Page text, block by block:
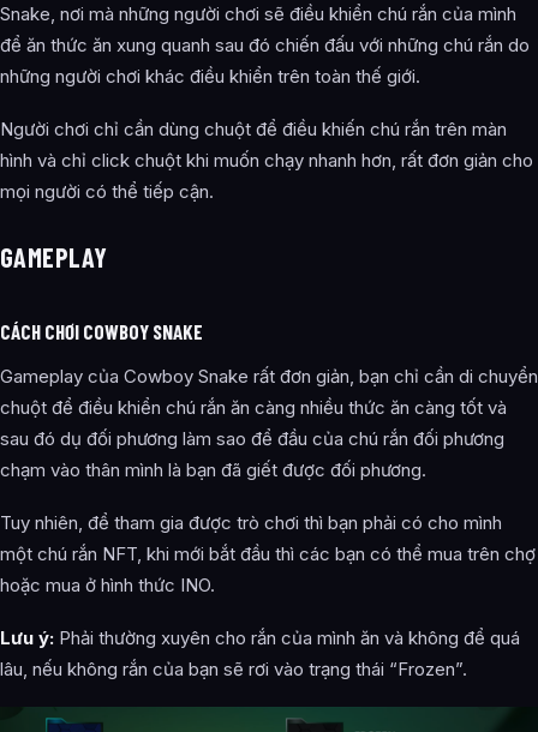
Snake, nơi mà những người chơi sẽ điều khiển chú rắn của mình
để ăn thức ăn xung quanh sau đó chiến đấu với những chú rắn do
những người chơi khác điều khiển trên toàn thế giới.
Người chơi chỉ cần dùng chuột để điều khiến chú rắn trên màn
hình và chỉ click chuột khi muốn chạy nhanh hơn, rất đơn giản cho
mọi người có thể tiếp cận.
GAMEPLAY
CÁCH CHƠI COWBOY SNAKE
Gameplay của Cowboy Snake rất đơn giản, bạn chỉ cần di chuyển
chuột để điều khiển chú rắn ăn càng nhiều thức ăn càng tốt và
sau đó dụ đối phương làm sao để đầu của chú rắn đối phương
chạm vào thân mình là bạn đã giết được đối phương.
Tuy nhiên, để tham gia được trò chơi thì bạn phải có cho mình
một chú rắn NFT, khi mới bắt đầu thì các bạn có thể mua trên chợ
hoặc mua ở hình thức INO.
Lưu ý: Phải thường xuyên cho rắn của mình ăn và không để quá
lâu, nếu không rắn của bạn sẽ rơi vào trạng thái “Frozen”.